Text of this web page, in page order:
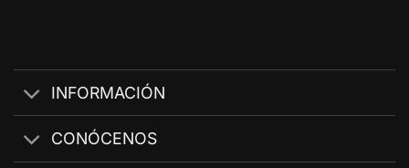
INFORMACIÓN
CONÓCENOS